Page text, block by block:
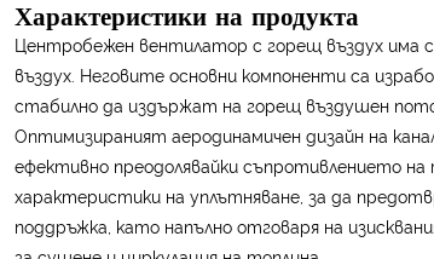
Характеристики на продукта
Центробежен вентилатор с горещ въздух има
въздух. Неговите основни компоненти са
стабилно да издържат на горещ въздушен
Оптимизираният аеродинамичен дизайн на
ефективно преодолявайки съпротивлението
характеристики на уплътняване, за да
поддръжка, като напълно отговаря на